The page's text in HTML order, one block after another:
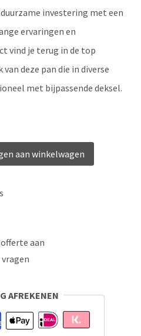
investering met een
ervaringen en
vind je terug in de top
deze pan die in diverse
met bijpassende deksel.
aan winkelwagen
aan
AFREKENEN